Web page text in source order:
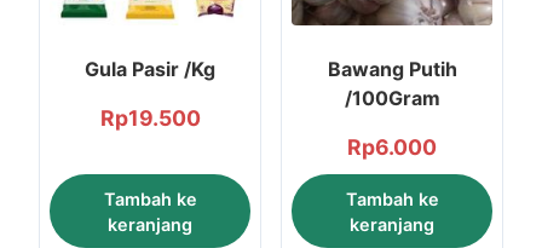
Gula Pasir /Kg
Rp19.500
Tambah ke
keranjang
Bawang Putih
/100Gram
Rp6.000
Tambah ke
keranjang